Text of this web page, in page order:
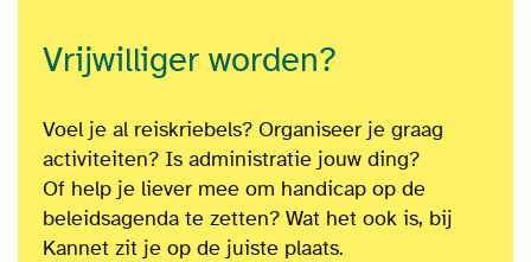
Vrijwilliger worden?
Voel je al reiskriebels? Organiseer je graag
activiteiten? Is administratie jouw ding?
Of help je liever mee om handicap op de
beleidsagenda te zetten? Wat het ook is, bij
Kannet zit je op de juiste plaats.